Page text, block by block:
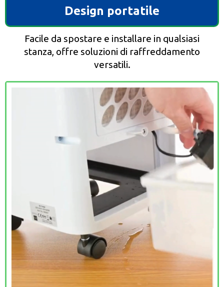
Design portatile
Facile da spostare e installare in qualsiasi
stanza, offre soluzioni di raffreddamento
versatili.